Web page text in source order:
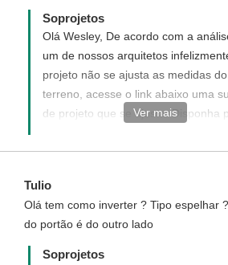
como um de nossos clientes.
Soprojetos
Olá Wesley, De acordo com a
um de nossos arquitetos
projeto não se ajusta as medidas
terreno, acesse o link abaixo uma
de projeto que se ajusta. Disponha
como um de nossos clientes.
casas/planta-de-casa-terrea-3-
138
Ver mais
Tulio
Olá tem como inverter ? Tipo espelhar
do portão é do outro lado
Soprojetos